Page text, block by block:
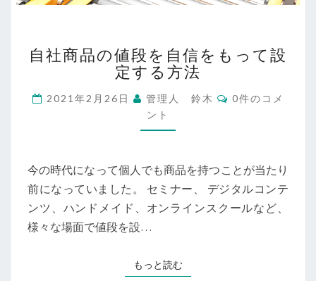
社
商
の
値
段
自
信
を
も
設
定
自社商品の値段を自信をもって設
定する方法
2021年2月26日 管理人 鈴木
コ
メ
0件のコメ
ント
今の時代になって個人でも商品を持つことが当たり
前になっていました。 セミナー、 デジタルコンテ
ンツ、ハンドメイド、オンラインスクールなど、
様々な場面で値段を設…
もっと読むもっと読む